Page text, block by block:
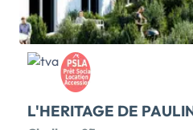
L'HERITAGE DE